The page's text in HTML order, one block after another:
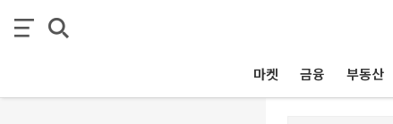
마켓 금융 부동산